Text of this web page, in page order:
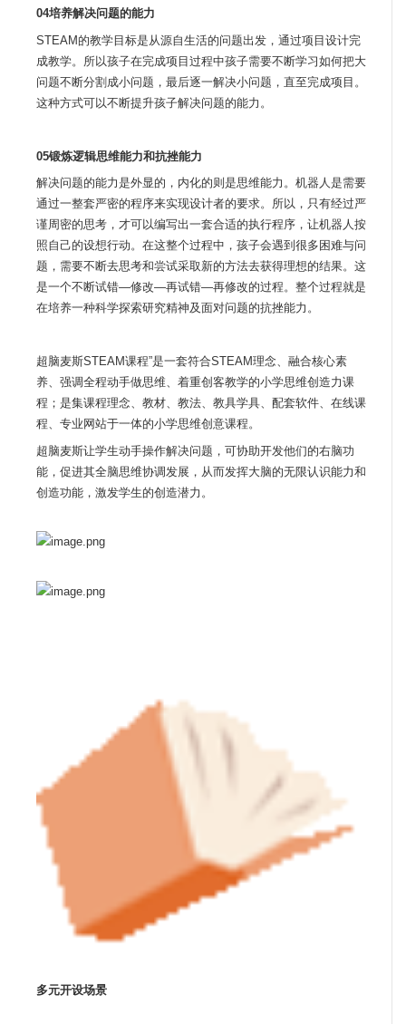
04培养解决问题的能力
STEAM的教学目标是从源自生活的问题出发，通过项目设计完
成教学。所以孩子在完成项目过程中孩子需要不断学习如何把大
问题不断分割成小问题，最后逐一解决小问题，直至完成项目。
这种方式可以不断提升孩子解决问题的能力。
05锻炼逻辑思维能力和抗挫能力
解决问题的能力是外显的，内化的则是思维能力。机器人是需要
通过一整套严密的程序来实现设计者的要求。所以，只有经过严
谨周密的思考，才可以编写出一套合适的执行程序，让机器人按
照自己的设想行动。在这整个过程中，孩子会遇到很多困难与问
题，需要不断去思考和尝试采取新的方法去获得理想的结果。这
是一个不断试错—修改—再试错—再修改的过程。整个过程就是
在培养一种科学探索研究精神及面对问题的抗挫能力。
超脑麦斯STEAM课程”是一套符合STEAM理念、融合核心素
养、强调全程动手做思维、着重创客教学的小学思维创造力课
程；是集课程理念、教材、教法、教具学具、配套软件、在线课
程、专业网站于一体的小学思维创意课程。
超脑麦斯让学生动手操作解决问题，可协助开发他们的右脑功
能，促进其全脑思维协调发展，从而发挥大脑的无限认识能力和
创造功能，激发学生的创造潜力。
多元开设场景